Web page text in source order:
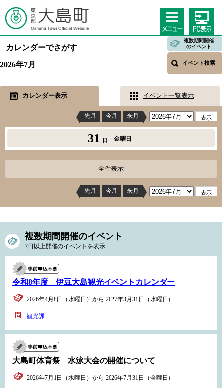
カレンダーでさがす
複数期間開催
のイベント
イベント検索
2026年7月
カレンダー表示 イベント一覧表示
先月 今月 来月
31 日 金曜日
全件表示
先月 今月 来月
複数期間開催のイベント
7日以上開催のイベントを表示
令和8年度 伊豆大島観光イベントカレンダー
2026年4月8日（水曜日）から 2027年3月31日（水曜日）
観光課
大島町体育祭 水泳大会の開催について
2026年7月1日（水曜日）から 2026年7月31日（金曜日）